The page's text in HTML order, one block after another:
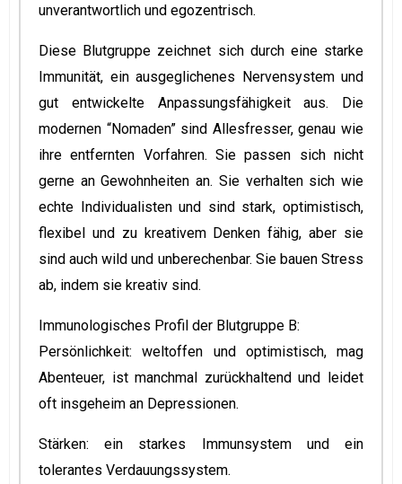
unverantwortlich und egozentrisch.
Diese Blutgruppe zeichnet sich durch eine starke
Immunität, ein ausgeglichenes Nervensystem und
gut entwickelte Anpassungsfähigkeit aus. Die
modernen “Nomaden” sind Allesfresser, genau wie
ihre entfernten Vorfahren. Sie passen sich nicht
gerne an Gewohnheiten an. Sie verhalten sich wie
echte Individualisten und sind stark, optimistisch,
flexibel und zu kreativem Denken fähig, aber sie
sind auch wild und unberechenbar. Sie bauen Stress
ab, indem sie kreativ sind.
Immunologisches Profil der Blutgruppe B:
Persönlichkeit: weltoffen und optimistisch, mag
Abenteuer, ist manchmal zurückhaltend und leidet
oft insgeheim an Depressionen.
Stärken: ein starkes Immunsystem und ein
tolerantes Verdauungssystem.